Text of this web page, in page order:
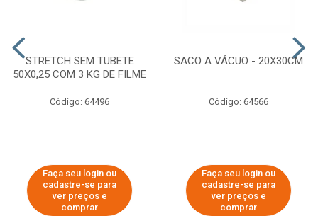
STRETCH SEM TUBETE
50X0,25 COM 3 KG DE FILME
Código: 64496
Faça seu login ou
cadastre-se para
ver preços e
comprar
SACO A VÁCUO - 20X30CM
Código: 64566
Faça seu login ou
cadastre-se para
ver preços e
comprar